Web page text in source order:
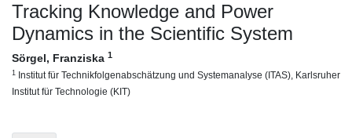
Tracking Knowledge and Power
Dynamics in the Scientific System
Sörgel, Franziska 1
1 Institut für Technikfolgenabschätzung und Systemanalyse (ITAS), Karlsruher
Institut für Technologie (KIT)